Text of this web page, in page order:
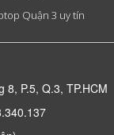
Quận 3 uy tín
P.5, Q.3, TP.HCM